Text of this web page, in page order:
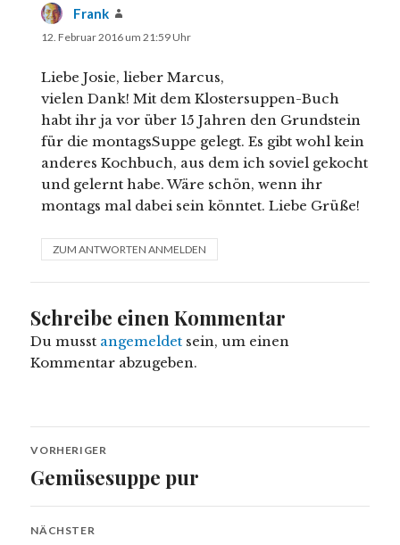
Frank
12. Februar 2016 um 21:59 Uhr
Liebe Josie, lieber Marcus,
vielen Dank! Mit dem Klostersuppen-Buch
habt ihr ja vor über 15 Jahren den Grundstein
für die montagsSuppe gelegt. Es gibt wohl kein
anderes Kochbuch, aus dem ich soviel gekocht
und gelernt habe. Wäre schön, wenn ihr
montags mal dabei sein könntet. Liebe Grüße!
ZUM ANTWORTEN ANMELDEN
Schreibe einen Kommentar
Du musst angemeldet sein, um einen
Kommentar abzugeben.
Beitragsnavigation
VORHERIGER
Vorheriger
Gemüsesuppe pur
NÄCHSTER